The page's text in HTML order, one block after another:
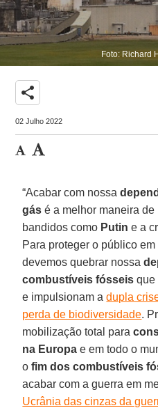
Foto: Richard
share
02 Julho 2022
“Acabar com nossa
gás é a melhor maneira
bandidos como Putin e a
Para proteger o público
devemos quebrar nossa
combustíveis fósseis que
e impulsionam adupla
perda de biodiversidade.
mobilização total para
na Europa e em todo o
ofim dos combustíveis
acabar com a guerra em
Ucrânia das cinzas da